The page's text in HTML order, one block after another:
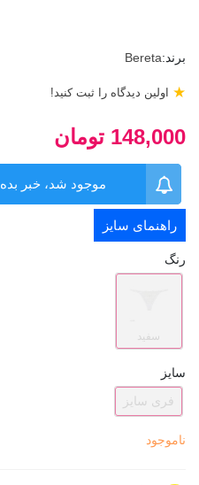
برند:Bereta
اولین دیدگاه را ثبت کنید! ★
148,000 تومان
موجود شد، خبر بده
راهنمای سایز
رنگ
سفید
سایز
فری سایز
ناموجود